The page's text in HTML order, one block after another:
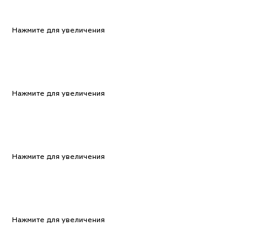
Нажмите для увеличения
Нажмите для увеличения
Нажмите для увеличения
Нажмите для увеличения